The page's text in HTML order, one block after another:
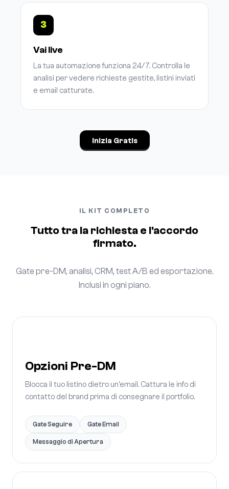
3
Vai live
La tua automazione funziona 24/7. Controlla le
analisi per vedere richieste gestite, listini inviati
e email catturate.
Inizia Gratis
IL KIT COMPLETO
Tutto tra la richiesta e l'accordo
firmato.
Gate pre-DM, analisi, CRM, test A/B ed esportazione.
Inclusi in ogni piano.
Opzioni Pre-DM
Blocca il tuo listino dietro un'email. Cattura le info di
contatto del brand prima di consegnare il portfolio.
Gate Seguire Gate Email
Messaggio di Apertura